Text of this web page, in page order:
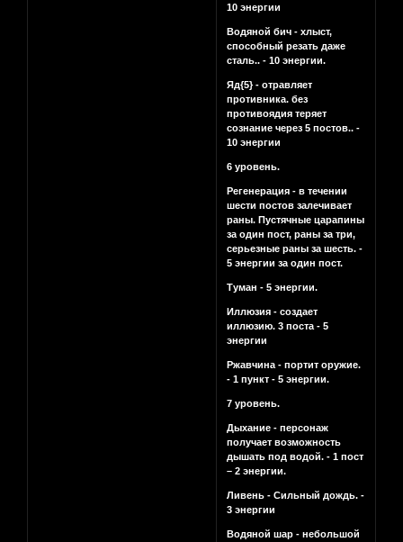
10 энергии
Водяной бич - хлыст,
способный резать даже
сталь.. - 10 энергии.
Яд{5} - отравляет
противника. без
противоядия теряет
сознание через 5 постов.. -
10 энергии
6 уровень.
Регенерация - в течении
шести постов залечивает
раны. Пустячные царапины
за один пост, раны за три,
серьезные раны за шесть. -
5 энергии за один пост.
Туман - 5 энергии.
Иллюзия - создает
иллюзию. 3 поста - 5
энергии
Ржавчина - портит оружие.
- 1 пункт - 5 энергии.
7 уровень.
Дыхание - персонаж
получает возможность
дышать под водой. - 1 пост
– 2 энергии.
Ливень - Сильный дождь. -
3 энергии
Водяной шар - небольшой